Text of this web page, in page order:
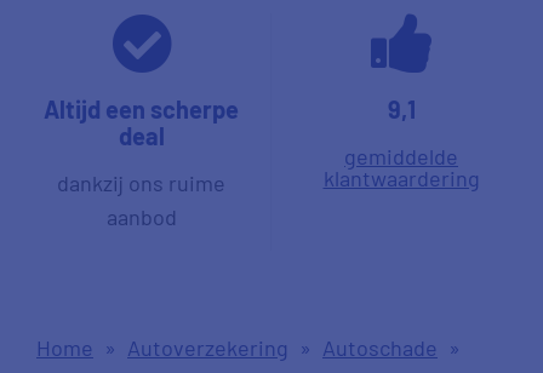
Altijd een scherpe
deal
dankzij ons ruime
aanbod
9,1
gemiddelde
klantwaardering
Home » Autoverzekering » Autoschade »